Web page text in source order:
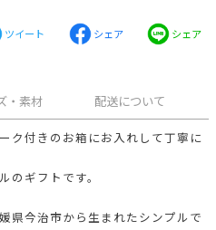
ツイート シェア シェア
・素材 配送について
ク付きのお箱にお入れして丁寧に
のギフトです。
県今治市から生まれたシンプルで